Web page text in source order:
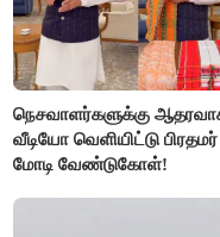
நெசவாளர்களுக்கு
வீடியோ வெளியிட்டு பிரதமர்
மோடி வேண்டுகோள்!